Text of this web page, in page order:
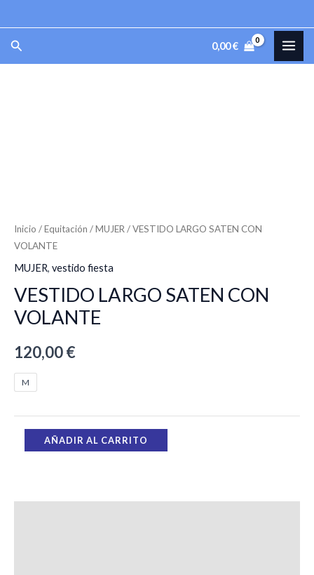
al
contenido
Buscar 0,00€
Inicio /Equitación /MUJER / VESTIDO LARGO SATEN CON
VOLANTE
MUJER, vestido fiesta
VESTIDO LARGO SATEN CON
VOLANTE
120,00€
M
AÑADIR AL CARRITO